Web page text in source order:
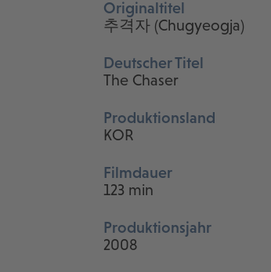
Originaltitel
추격자 (Chugyeogja)
Deutscher Titel
The Chaser
Produktionsland
KOR
Filmdauer
123 min
Produktionsjahr
2008